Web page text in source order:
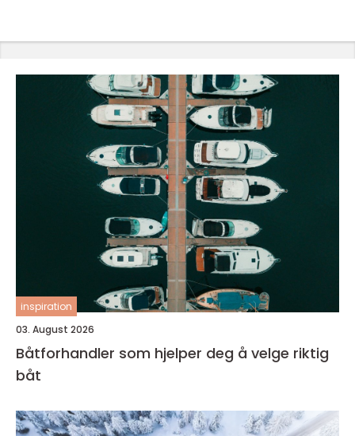
inspiration
03. August 2026
Båtforhandler som hjelper deg å velge riktig
båt